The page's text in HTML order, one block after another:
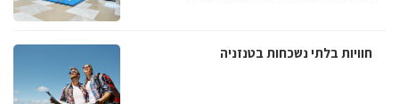
חוויות בלתי נשכחות בטנזניה